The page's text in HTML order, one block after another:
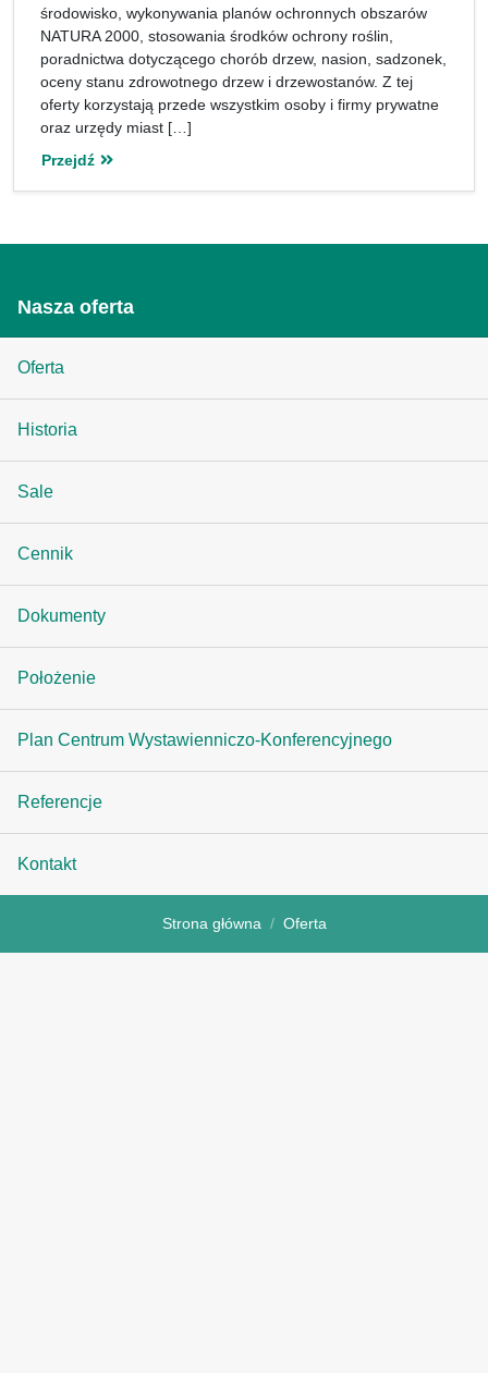
środowisko, wykonywania planów ochronnych obszarów
NATURA 2000, stosowania środków ochrony roślin,
poradnictwa dotyczącego chorób drzew, nasion, sadzonek,
oceny stanu zdrowotnego drzew i drzewostanów. Z tej
oferty korzystają przede wszystkim osoby i firmy prywatne
oraz urzędy miast […]
Przejdź
Nasza oferta
Oferta
Historia
Sale
Cennik
Dokumenty
Położenie
Plan Centrum Wystawienniczo-Konferencyjnego
Referencje
Kontakt
Strona główna Oferta